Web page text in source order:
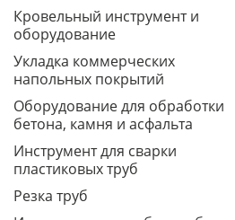
Кровельный инструмент и
оборудование
Укладка коммерческих
напольных покрытий
Оборудование для обработки
бетона, камня и асфальта
Инструмент для сварки
пластиковых труб
Резка труб